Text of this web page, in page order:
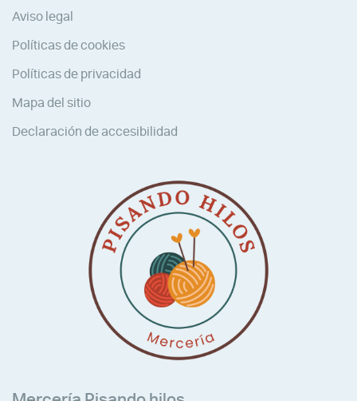
Aviso legal
Políticas de cookies
Políticas de privacidad
Mapa del sitio
Declaración de accesibilidad